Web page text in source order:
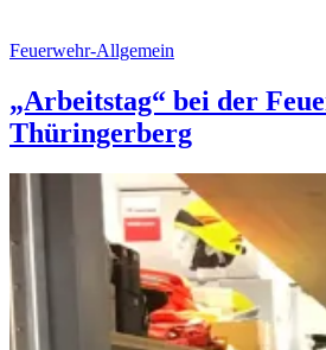
Feuerwehr-Allgemein
„Arbeitstag“ bei der
Thüringerberg